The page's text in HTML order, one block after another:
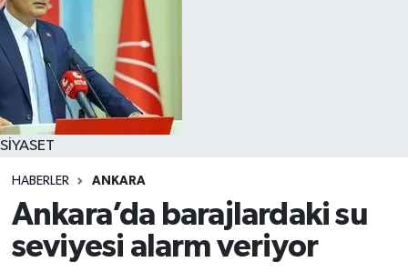
SİYASET
HABERLER ANKARA
Ankara’da barajlardaki su
seviyesi alarm veriyor